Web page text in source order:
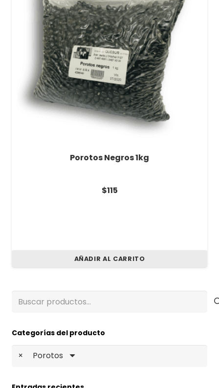
Porotos Negros 1kg
$115
AÑADIR AL CARRITO
Buscar
Categorías del producto
× Porotos